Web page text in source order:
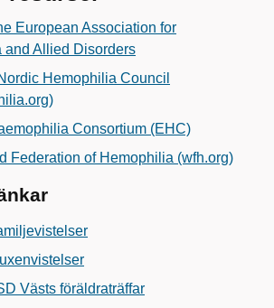
European Association for
and Allied Disorders
Hemophilia Council
Consortium (EHC)
Federation of Hemophilia (wfh.org)
Västs föräldraträffar